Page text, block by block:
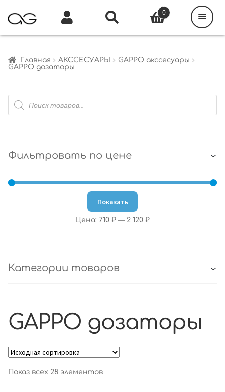
Главная АКССЕСУАРЫ
GAPPO акссесуары
GAPPO дозаторы
Поиск
товаров
Фильтровать по цене
Показать
Цена: 710 ₽ — 2 120 ₽
Категории товаров
GAPPO дозаторы
Показ всех 28 элементов
0